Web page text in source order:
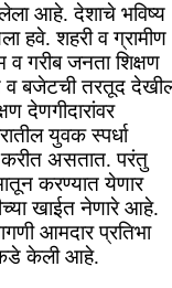
आहे. देशाचे भविष्य
हवे. शहरी व ग्रामीण
गरीब जनता शिक्षण
व बजेटची तरतूद
देणगीदारांवर
युवक स्पर्धा
करीत असतात. परंतु
करण्यात येणार
खाईत नेणारे आहे.
आमदार प्रतिभा
केली आहे.